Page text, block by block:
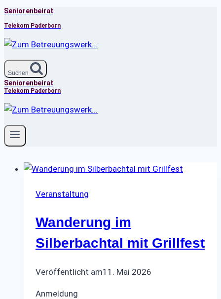
Zum
Inhalt
springen
Seniorenbeirat
Telekom Paderborn
Suchen
Seniorenbeirat
Telekom Paderborn
Veranstaltung
Wanderung im
Silberbachtal mit Grillfest
Veröffentlicht am11. Mai 2026
Anmeldung